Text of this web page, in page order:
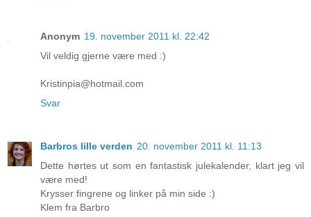
Anonym 19. november 2011 kl. 22:42
Vil veldig gjerne være med :)
Kristinpia@hotmail.com
Svar
Barbros lille verden 20. november 2011 kl. 11:13
Dette hørtes ut som en fantastisk julekalender, klart jeg vil
være med!
Krysser fingrene og linker på min side :)
Klem fra Barbro